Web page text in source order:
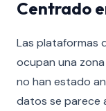
Centrado
Las plataformas
ocupan una
no han estado
datos se parece